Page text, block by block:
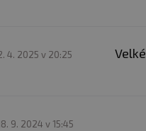
4. 2025 v 20:25
9. 2024 v 15:45